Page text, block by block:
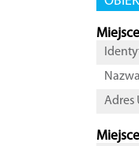
Adres